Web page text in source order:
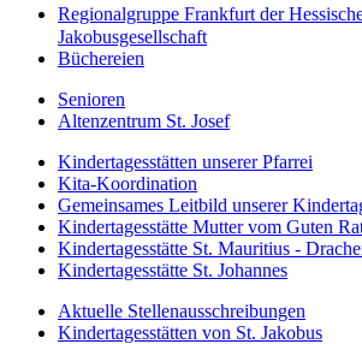
Regionalgruppe Frankfurt der
Jakobusgesellschaft
Büchereien
Senioren
Altenzentrum St. Josef
Kindertagesstätten unserer Pfarrei
Kita-Koordination
Gemeinsames Leitbild unserer
Kindertagesstätte Mutter vom Guten
Kindertagesstätte St. Mauritius -
Kindertagesstätte St. Johannes
Aktuelle Stellenausschreibungen
Kindertagesstätten von St. Jakobus